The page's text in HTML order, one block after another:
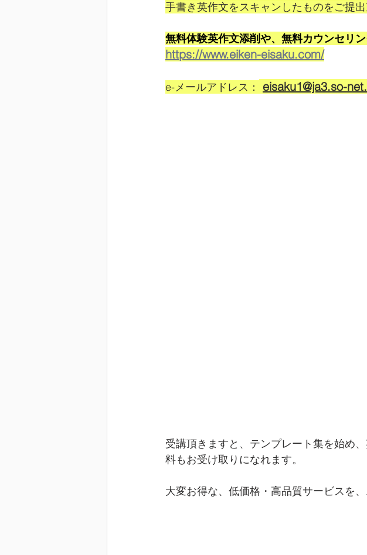
手書き英作文をスキャンしたものをご提出
無料体験英作文添削や、無料カウンセリ
https://www.eiken-eisaku.com/
e-メールアドレス： eisaku1@ja3.so-
受講頂きますと、テンプレート集を始め
料もお受け取りになれます。
大変お得な、低価格・高品質サービスを